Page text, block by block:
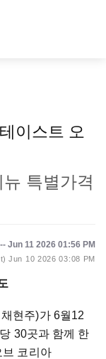
이스트 오
특별가격
Jun 11 2026 01:56 PM
Jun 10 2026 03:08 PM
현주)가 6월12
30곳과 함께 한
브 코리아